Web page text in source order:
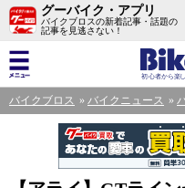
グーバイク・アプリ
バイクブロスの新着記事・話題の
記事を見逃さない！
バイクブロス バイクニュース